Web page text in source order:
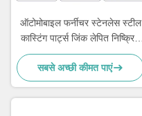
ऑटोमोबाइल फर्नीचर स्टेनलेस स्टील
कास्टिंग पार्ट्स जिंक लेपित निष्क्रिय
नीला
सबसे अच्छी कीमत पाएं